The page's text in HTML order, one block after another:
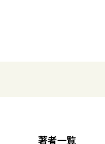
著者一覧